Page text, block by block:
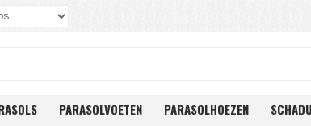
PARASOLVOETEN PARASOLHOEZEN